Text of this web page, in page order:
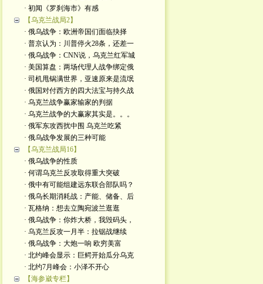
· 初闻《罗刹海市》有感
【乌克兰战局2】
· 俄乌战争：欧洲帝国们面临抉择
· 普京认为：川普停火28条，还差一
· 俄乌战争：CNN说，乌克兰红军城
· 美国算盘：两场代理人战争绑定俄
· 司机甩锅满世界，亚速原来是流氓
· 俄国对付西方的四大法宝与持久战
· 乌克兰战争赢家输家的判据
· 乌克兰战争的大赢家其实是。。。
· 俄军东攻西扰中围 乌克兰吃紧
· 俄乌战争发展的三种可能
【乌克兰战局16】
· 俄乌战争的性质
· 何谓乌克兰反攻取得重大突破
· 俄中有可能组建远东联合部队吗？
· 俄乌长期消耗战：产能、储备、后
· 瓦格纳：想去立陶宛波兰逛逛
· 俄乌战争：你炸大桥，我毁码头，
· 乌克兰反攻一月半：拉锯战继续
· 俄乌战争：大炮一响 欧穷美富
· 北约峰会显示：巨鳄开始瓜分乌克
· 北约7月峰会：小泽不开心
【海参崴专栏】